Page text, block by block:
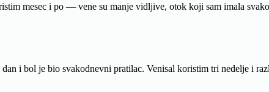
mesec i po — vene su manje vidljive, otok koji sam imala
i bol je bio svakodnevni pratilac. Venisal koristim tri nedelje i